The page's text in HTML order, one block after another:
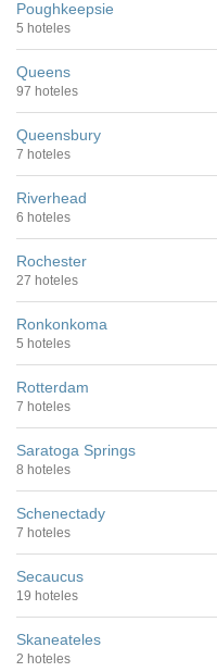
Poughkeepsie
5 hoteles
Queens
97 hoteles
Queensbury
7 hoteles
Riverhead
6 hoteles
Rochester
27 hoteles
Ronkonkoma
5 hoteles
Rotterdam
7 hoteles
Saratoga Springs
8 hoteles
Schenectady
7 hoteles
Secaucus
19 hoteles
Skaneateles
2 hoteles